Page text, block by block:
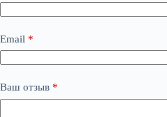
Email *
Ваш отзыв *